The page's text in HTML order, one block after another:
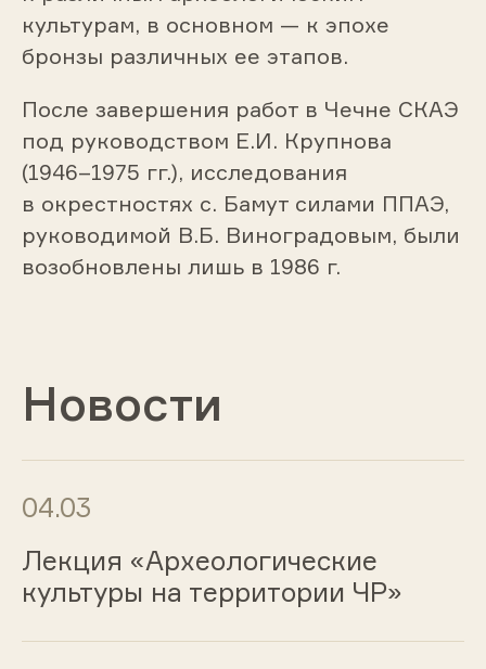
культурам, в основном — к эпохе
бронзы различных ее этапов.
После завершения работ в Чечне СКАЭ
под руководством Е.И. Крупнова
(1946–1975 гг.), исследования
в окрестностях с. Бамут силами ППАЭ,
руководимой В.Б. Виноградовым, были
возобновлены лишь в 1986 г.
Новости
04.03
Лекция «Археологические
культуры на территории ЧР»